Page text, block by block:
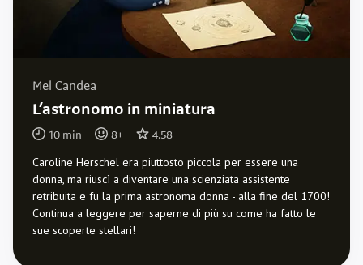
Mel Candea
L’astronomo in miniatura
10 min 8+ 4.58
Caroline Herschel era piuttosto piccola per essere una
donna, ma riuscì a diventare una scienziata assistente
retribuita e fu la prima astronoma donna - alla fine del 1700!
Continua a leggere per saperne di più su come ha fatto le
sue scoperte stellari!